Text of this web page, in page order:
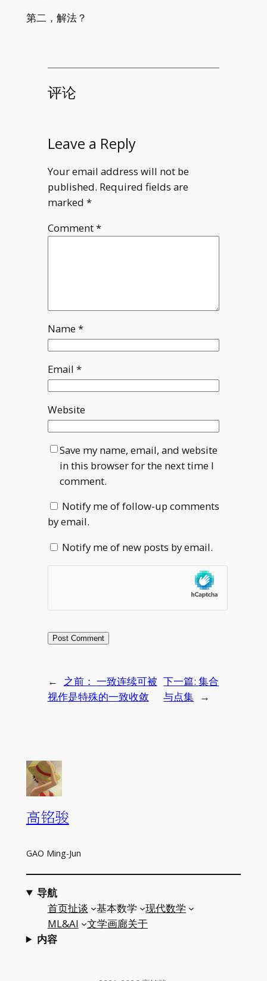
第二，解法？
评论
Leave a Reply
Your email address will not be
published. Required fields are
marked *
Comment*
Name*
Email *
Website
Save my name, email, and website
in this browser for the next time I
comment.
Notify me of follow-up comments
by email.
Notify me of new posts by email.
← 之前： 一致连续可被
视作是特殊的一致收敛
下一篇:集合
与点集 →
高铭骏
GAO Ming-Jun
导航
首页扯谈 基本数学
现代数学
ML&AI
文学画廊关于
内容